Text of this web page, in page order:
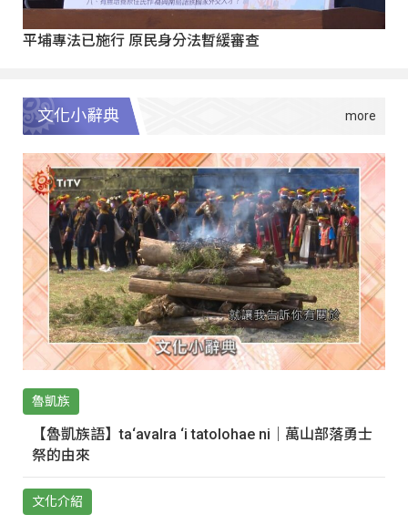
平埔專法已施行 原民身分法暫緩審查
文化小辭典
魯凱族
【魯凱族語】ta‘avalra ‘i tatolohae ni｜萬山部落勇士
祭的由來
文化介紹